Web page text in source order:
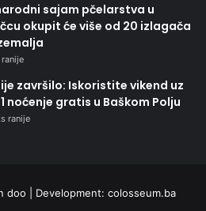
sajam pčelarstva u
okupit će više od 20 izlagača
završilo: Iskoristite vikend uz
noćenje gratis u Baškom Polju
ranije
doo | Development: colosseum.ba